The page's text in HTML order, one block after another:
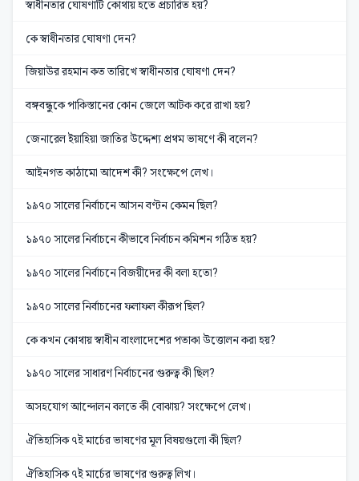
স্বাধীনতার ঘোষণাটি কোথায় হতে প্রচারিত হয়?
কে স্বাধীনতার ঘোষণা দেন?
জিয়াউর রহমান কত তারিখে স্বাধীনতার ঘোষণা দেন?
বঙ্গবন্ধুকে পাকিস্তানের কোন জেলে আটক করে রাখা হয়?
জেনারেল ইয়াহিয়া জাতির উদ্দেশ্য প্রথম ভাষণে কী বলেন?
আইনগত কাঠামো আদেশ কী? সংক্ষেপে লেখ।
১৯৭০ সালের নির্বাচনে আসন বণ্টন কেমন ছিল?
১৯৭০ সালের নির্বাচনে কীভাবে নির্বাচন কমিশন গঠিত হয়?
১৯৭০ সালের নির্বাচনে বিজয়ীদের কী বলা হতো?
১৯৭০ সালের নির্বাচনের ফলাফল কীরূপ ছিল?
কে কখন কোথায় স্বাধীন বাংলাদেশের পতাকা উত্তোলন করা হয়?
১৯৭০ সালের সাধারণ নির্বাচনের গুরুত্ব কী ছিল?
অসহযোগ আন্দোলন বলতে কী বোঝায়? সংক্ষেপে লেখ।
ঐতিহাসিক ৭ই মার্চের ভাষণের মূল বিষয়গুলো কী ছিল?
ঐতিহাসিক ৭ই মার্চের ভাষণের গুরুত্ব লিখ।